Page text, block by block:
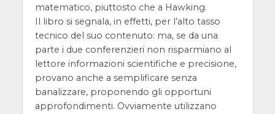
matematico, piuttosto che a Hawking.
Il libro si segnala, in effetti, per l’alto tasso
tecnico del suo contenuto: ma, se da una
parte i due conferenzieri non risparmiano al
lettore informazioni scientifiche e precisione,
provano anche a semplificare senza
banalizzare, proponendo gli opportuni
approfondimenti. Ovviamente utilizzano